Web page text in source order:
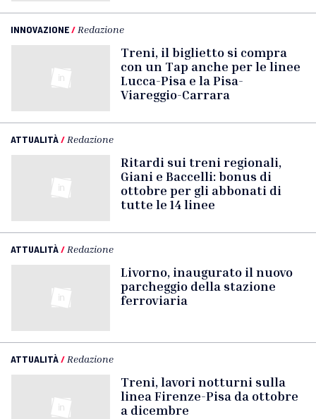
INNOVAZIONE/ Redazione
Treni, il biglietto si compra
con un Tap anche per le linee
Lucca-Pisa e la Pisa-
Viareggio-Carrara
ATTUALITÀ/ Redazione
Ritardi sui treni regionali,
Giani e Baccelli: bonus di
ottobre per gli abbonati di
tutte le 14 linee
ATTUALITÀ/ Redazione
Livorno, inaugurato il nuovo
parcheggio della stazione
ferroviaria
ATTUALITÀ/ Redazione
Treni, lavori notturni sulla
linea Firenze-Pisa da ottobre
a dicembre